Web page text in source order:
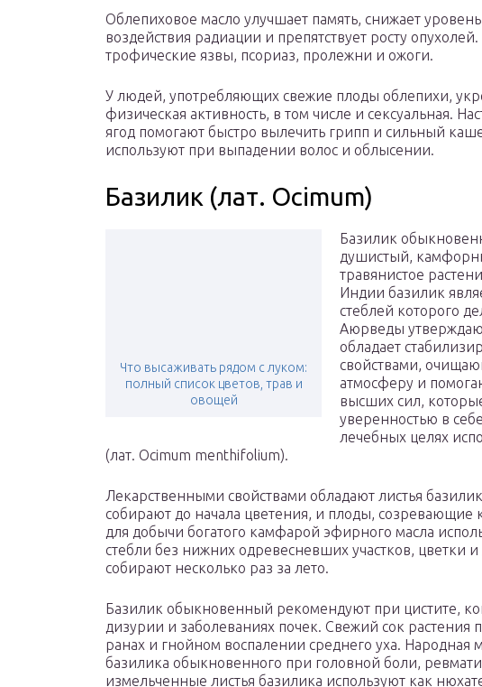
Облепиховое масло улучшает память, снижает
воздействия радиации и препятствует росту
трофические язвы, псориаз, пролежни и ожоги.
У людей, употребляющих свежие плоды облепихи,
физическая активность, в том числе и сексуальная.
ягод помогают быстро вылечить грипп и сильный
используют при выпадении волос и облысении.
Базилик (лат. Ocimum)
Что высаживать рядом с луком:
полный список цветов, трав и
овощей
Базилик
душистый,
травянистое
Индии базилик
стеблей которого
Аюрведы
обладает
свойствами,
атмосферу и
высших сил,
уверенностью в
лечебных целях
(лат. Ocimum menthifolium).
Лекарственными свойствами обладают листья
собирают до начала цветения, и плоды, созревающие
для добычи богатого камфарой эфирного масла
стебли без нижних одревесневших участков, цветки и
собирают несколько раз за лето.
Базилик обыкновенный рекомендуют при цистите,
дизурии и заболеваниях почек. Свежий сок
ранах и гнойном воспалении среднего уха.
базилика обыкновенного при головной боли,
измельченные листья базилика используют как